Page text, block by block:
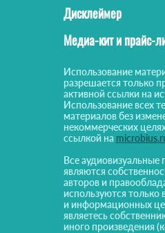
Дисклеймер
Медиа-кит и прайс-
Использование
разрешается только
активной ссылки на
Использование всех
материалов без
некоммерческих
ссылкой на
Все аудиовизуальные
являются
авторов и
используются только
и информационных
являетесь
иного произведения